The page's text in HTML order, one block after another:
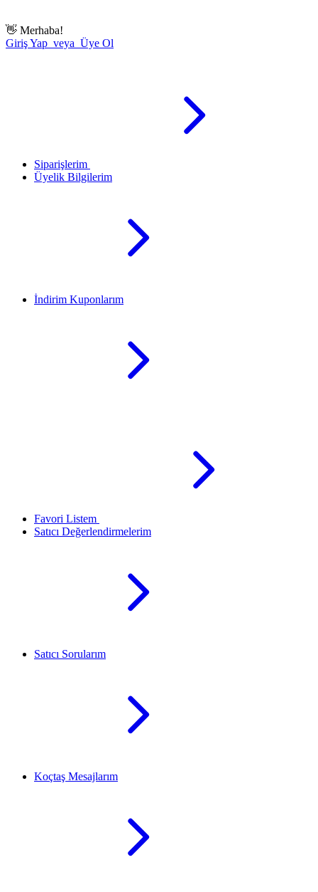
👋 Merhaba!
Giriş Yap veya Üye Ol
Siparişlerim
Üyelik Bilgilerim
İndirim Kuponlarım
Favori Listem
Satıcı Değerlendirmelerim
Satıcı Sorularım
Koçtaş Mesajlarım